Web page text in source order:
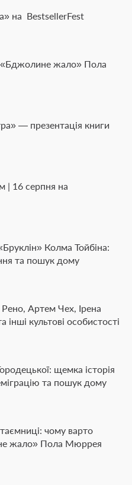
на BestsellerFest
жало» Пола
— презентація книги
| 16 серпня на
Колма Тойбіна:
та пошук дому
Артем Чех, Ірена
культові особистості
щемка історія
та пошук дому
таємниці: чому варто
жало» Пола Мюррея